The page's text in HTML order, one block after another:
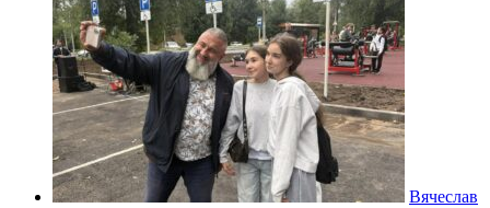
Вячеслав